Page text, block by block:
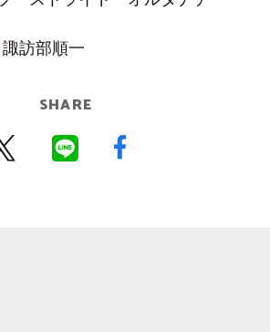
諏訪部順一
SHARE